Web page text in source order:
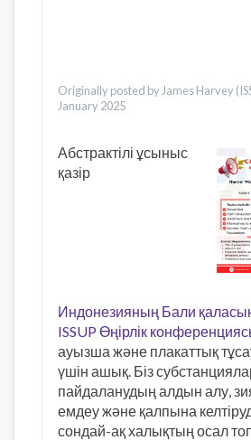
Originally posted by James Harvey
January 2025
Абстрактілі ұсыныс
қазір
Индонезияның Бали
ISSUP Өңірлік
ауызша және плакаттық
үшін ашық. Біз
пайдаланудың алдын алу,
емдеу және қалпына
сондай-ақ халықтың осал